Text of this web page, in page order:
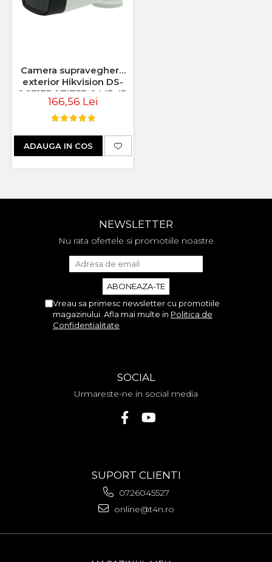
Camera supraveghere
exterior Hikvision DS-
2CE17D0TIT5F, 2 MP, IR
80 m, 3.6 mm
166,56 Lei
ADAUGA IN COS
NEWSLETTER
Nu rata ofertele si promotiile noastre
Vreau sa primesc newsletter cu promotiile
magazinului. Afla mai multe in Politica de
Confidentialitate
SOCIAL
Urmareste-ne in social media
SUPORT CLIENTI
0726045527
online@t4n.ro